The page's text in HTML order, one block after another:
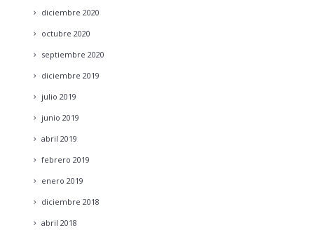
diciembre 2020
octubre 2020
septiembre 2020
diciembre 2019
julio 2019
junio 2019
abril 2019
febrero 2019
enero 2019
diciembre 2018
abril 2018